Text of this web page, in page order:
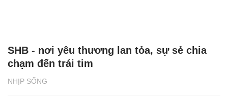
NHỊP SỐNG
SHB - nơi yêu thương lan tỏa, sự sẻ chia
chạm đến trái tim